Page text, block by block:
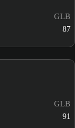
GLB
87
GLB
91